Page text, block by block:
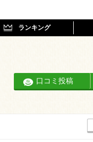
ランキング
口コミ投稿